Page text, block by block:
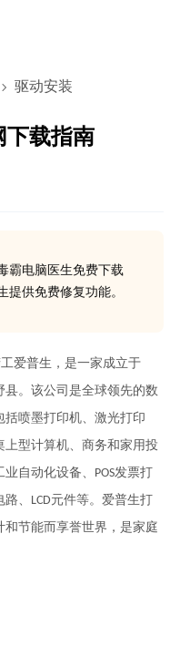
驱动安装
下载指南
霸电脑医生免费下载
提供免费修复功能。
工爱普生，是一家成立于
县。该公司是全球领先的数
喷墨打印机、激光打印
型计算机、商务和家用投
自动化设备、POS发票打
、LCD元件等。爱普生打
节能而享誉世界，是家庭